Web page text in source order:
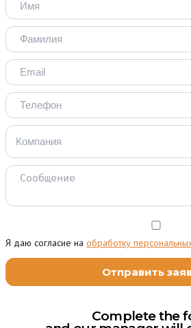
Я даю согласие на обработку
Complete the